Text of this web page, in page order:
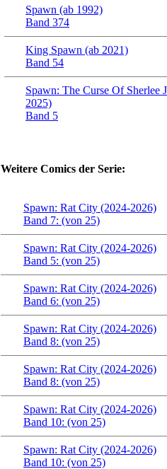
Spawn (ab 1992)
Band 374
King Spawn (ab 2021)
Band 54
Spawn: The Curse Of Sherlee
2025)
Band 5
Weitere Comics der Serie:
Spawn: Rat City (2024-2026)
Band 7: (von 25)
Spawn: Rat City (2024-2026)
Band 5: (von 25)
Spawn: Rat City (2024-2026)
Band 6: (von 25)
Spawn: Rat City (2024-2026)
Band 8: (von 25)
Spawn: Rat City (2024-2026)
Band 8: (von 25)
Spawn: Rat City (2024-2026)
Band 10: (von 25)
Spawn: Rat City (2024-2026)
Band 10: (von 25)